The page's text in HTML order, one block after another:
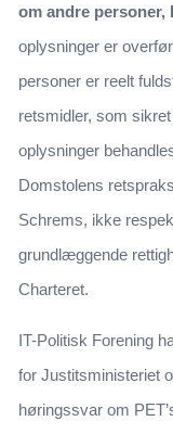
om andre personer,
oplysninger er
personer er reelt
retsmidler, som
oplysninger
Domstolens
Schrems, ikke
grundlæggende
Charteret.
IT-Politisk Forening
for Justitsministeriet
høringssvar om